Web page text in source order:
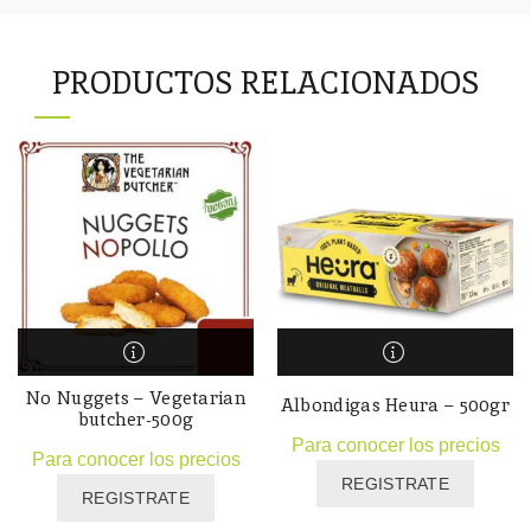
PRODUCTOS RELACIONADOS
No Nuggets – Vegetarian
butcher-500g
Para conocer los precios
REGISTRATE
Albondigas Heura – 500gr
Para conocer los precios
REGISTRATE